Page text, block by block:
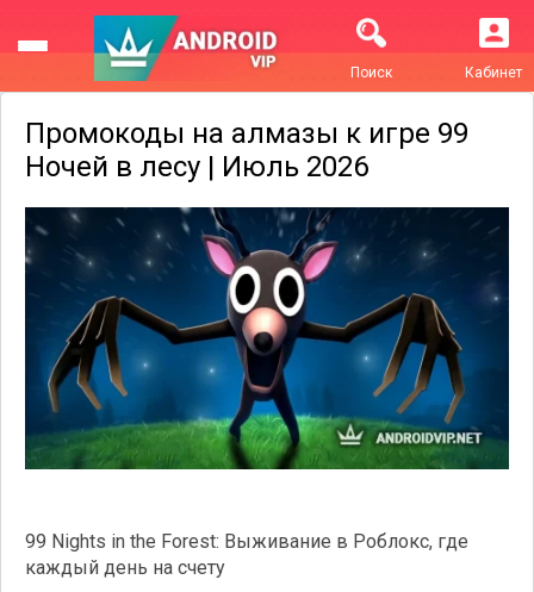
Кабинет
Поиск
Промокоды на алмазы к игре 99
Ночей в лесу | Июль 2026
99 Nights in the Forest: Выживание в Роблокс, где
каждый день на счету